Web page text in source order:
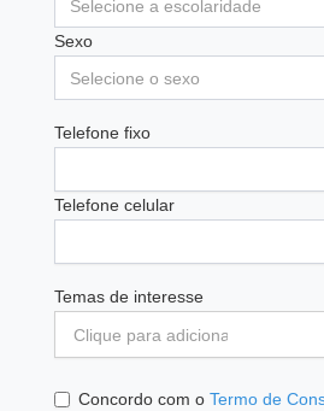
Selecione a escolaridade
Sexo
Selecione o sexo
Telefone fixo
Telefone celular
Temas de interesse
Concordo com o Termo de